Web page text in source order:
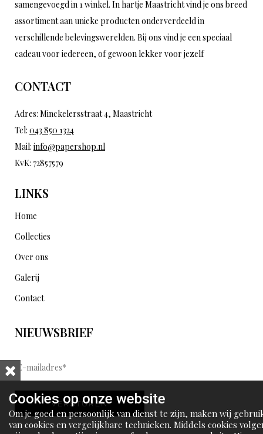
samengevoegd in 1 winkel. In hartje Maastricht vind je ons breed
assortiment aan unieke producten onderverdeeld in
verschillende belevingswerelden. Bij ons vind je een speciaal
cadeau voor iedereen, of gewoon lekker voor jezelf
CONTACT
Adres: Minckelersstraat 4, Maastricht
Tel: 043 850 1324
Mail: info@papershop.nl
KvK: 72857579
LINKS
Home
Collecties
Over ons
Galerij
Contact
NIEUWSBRIEF
E
-
m
a
i
VERSTUREN
Cookies op onze website
Om je goed en persoonlijk van dienst te zijn, maken wij
van cookies en vergelijkbare technieken. Middels cookies